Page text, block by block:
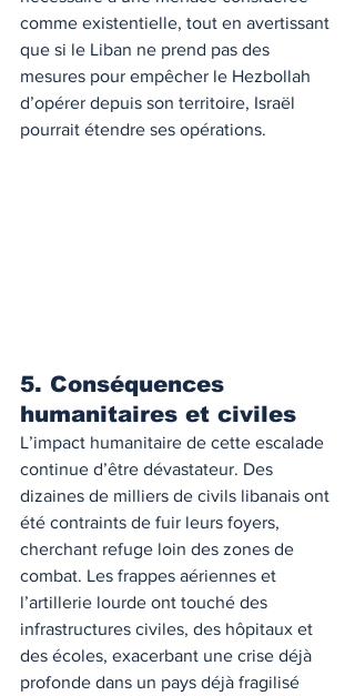
comme existentielle, tout en avertissant
que si le Liban ne prend pas des
mesures pour empêcher le Hezbollah
d’opérer depuis son territoire, Israël
pourrait étendre ses opérations.
5. Conséquences
humanitaires et civiles
L’impact humanitaire de cette escalade
continue d’être dévastateur. Des
dizaines de milliers de civils libanais ont
été contraints de fuir leurs foyers,
cherchant refuge loin des zones de
combat. Les frappes aériennes et
l’artillerie lourde ont touché des
infrastructures civiles, des hôpitaux et
des écoles, exacerbant une crise déjà
profonde dans un pays déjà fragilisé